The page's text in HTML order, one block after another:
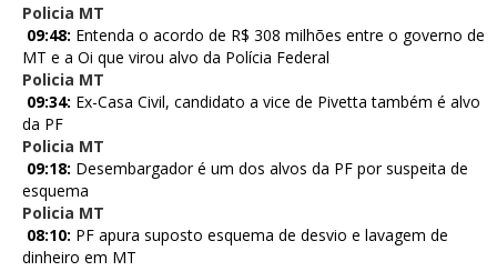
Policia MT
09:48: Entenda o acordo de R$ 308 milhões entre o governo de
MT e a Oi que virou alvo da Polícia Federal
Policia MT
09:34: Ex-Casa Civil, candidato a vice de Pivetta também é alvo
da PF
Policia MT
09:18: Desembargador é um dos alvos da PF por suspeita de
esquema
Policia MT
08:10: PF apura suposto esquema de desvio e lavagem de
dinheiro em MT